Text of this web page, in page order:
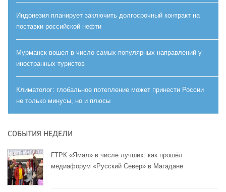
Индонезия планирует заключить долгосрочный контракт на
поставки российской нефти
Мурманск вошел в число самых популярных направлений у
иностранных туристов
Климатолог: глобальное потепление может принести России
не только минусы, но и плюсы
СОБЫТИЯ НЕДЕЛИ
ГТРК «Ямал» в числе лучших: как прошёл
медиафорум «Русский Север» в Магадане